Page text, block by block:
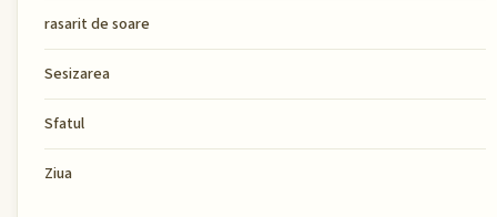
rasarit de soare
Sesizarea
Sfatul
Ziua